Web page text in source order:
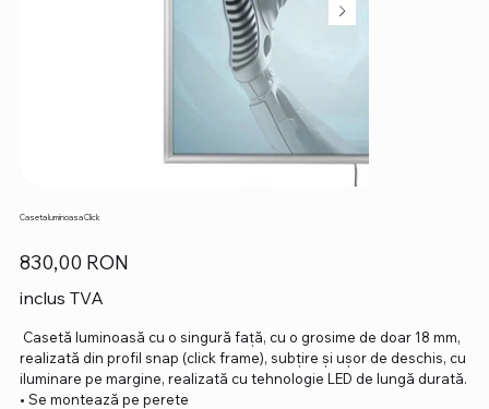
Caseta luminoasa Click
Preț
830,00 RON
inclus TVA
Casetă luminoasă cu o singură față, cu o grosime de doar 18 mm,
realizată din profil snap (click frame), subțire și ușor de deschis, cu
iluminare pe margine, realizată cu tehnologie LED de lungă durată.
• Se montează pe perete